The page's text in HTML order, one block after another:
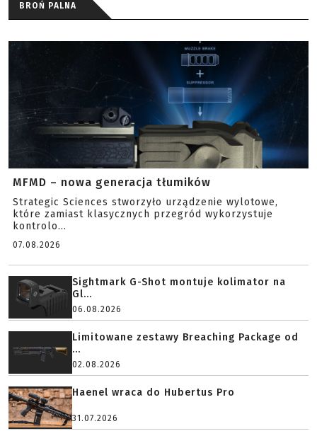
BROŃ PALNA
MFMD – nowa generacja tłumików
Strategic Sciences stworzyło urządzenie wylotowe,
które zamiast klasycznych przegród wykorzystuje
kontrolo...
07.08.2026
Sightmark G-Shot montuje kolimator na
Gl...
06.08.2026
Limitowane zestawy Breaching Package od
...
02.08.2026
Haenel wraca do Hubertus Pro
31.07.2026